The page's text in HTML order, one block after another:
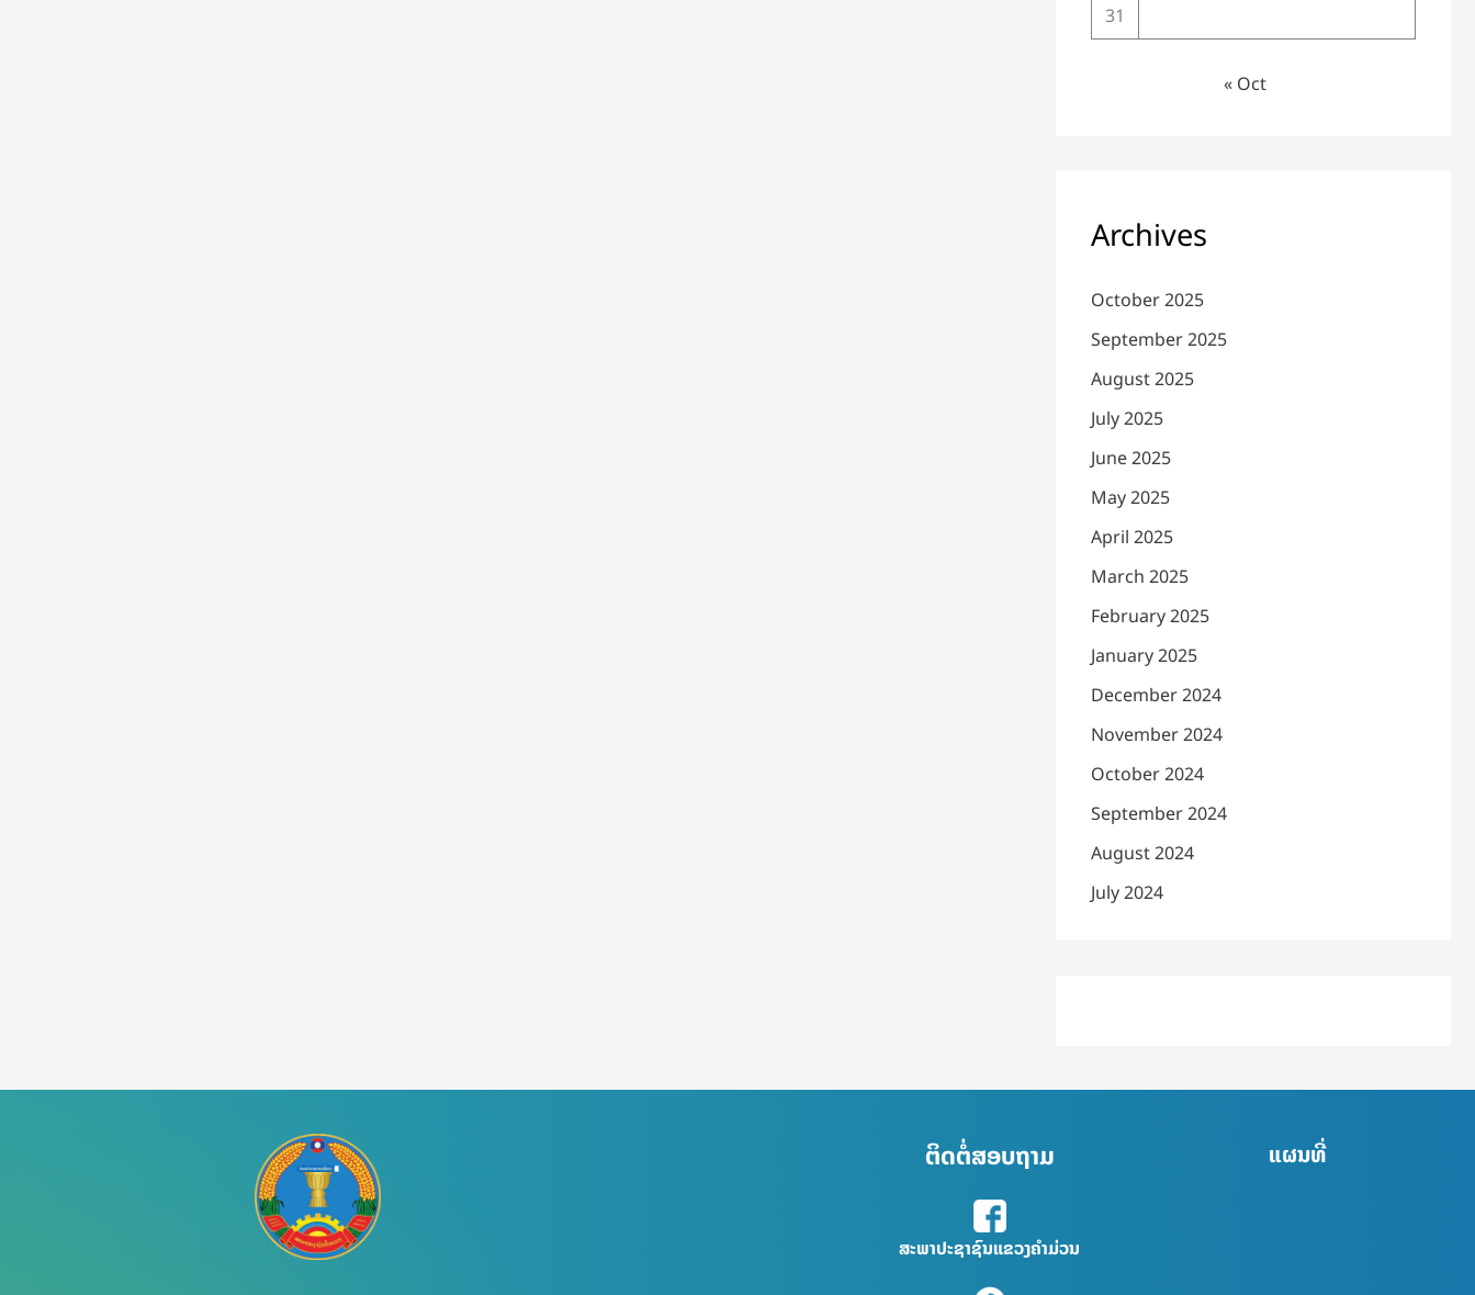
31
« Oct
Archives
October 2025
September 2025
August 2025
July 2025
June 2025
May 2025
April 2025
March 2025
February 2025
January 2025
December 2024
November 2024
October 2024
September 2024
August 2024
July 2024
ຕິດຕໍ່ສອບຖາມ
ສະພາປະຊາຊົນແຂວງຄຳມ່ວນ
ແຜນທີ່